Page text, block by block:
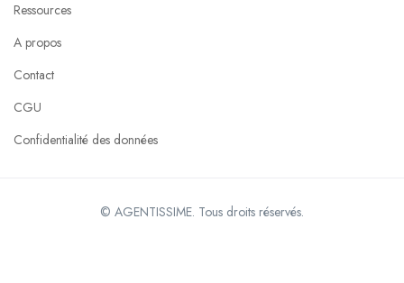
Ressources
A propos
Contact
CGU
Confidentialité des données
© AGENTISSIME. Tous droits réservés.